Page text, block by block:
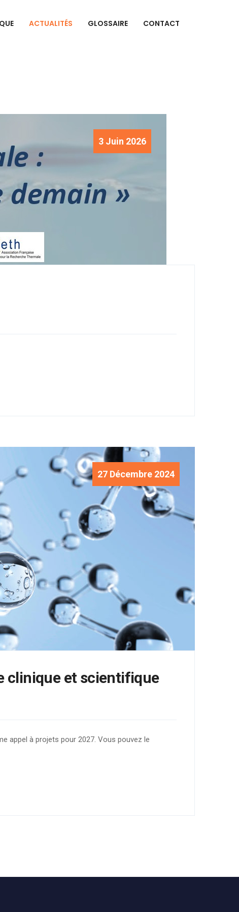
ACTUALITÉS GLOSSAIRE CONTACT
3 Juin 2026
27 Décembre 2024
clinique et scientifique
appel à projets pour 2027. Vous pouvez le